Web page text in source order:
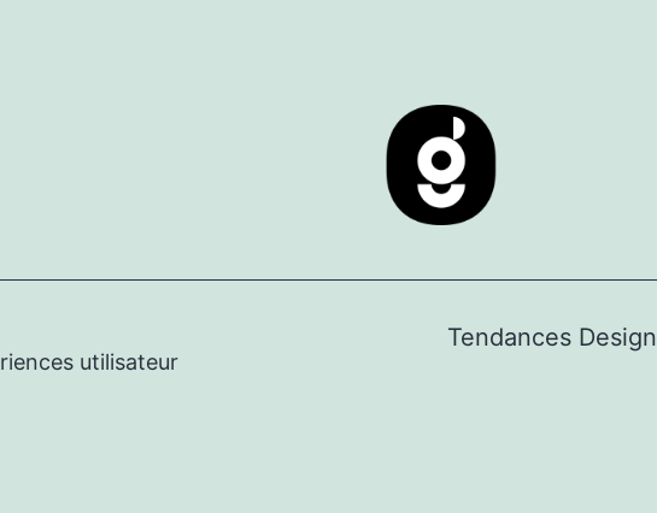
utilisateur
Tendances Design